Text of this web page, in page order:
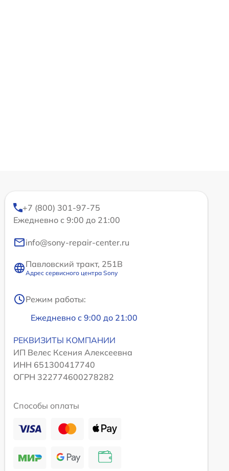
+7 (800) 301-97-75
Ежедневно с 9:00 до 21:00
info@sony-repair-center.ru
Павловский тракт, 251В
Адрес сервисного центра Sony
Режим работы:
Ежедневно с 9:00 до 21:00
РЕКВИЗИТЫ КОМПАНИИ
ИП Велес Ксения Алексеевна
ИНН 651300417740
ОГРН 322774600278282
Способы оплаты